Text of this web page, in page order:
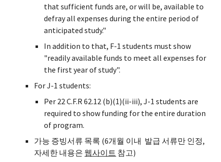
that sufficient funds are, or will be, available to
defray all expenses during the entire period of
anticipated study."
In addition to that, F-1 students must show
"readily available funds to meet all expenses for
the first year of study".
For J-1 students:
Per 22 C.F.R 62.12 (b)(1)(ii-iii), J-1 students are
required to show funding for the entire duration
of program.
가능 증빙서류 목록 (6개월 이내 발급 서류만 인정,
자세한 내용은 웹사이트 참고)